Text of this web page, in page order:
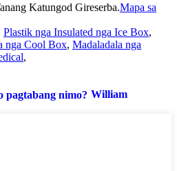
Katungod Gireserba.Mapa sa
Plastik nga Insulated nga Ice Box,
nga Cool Box, Madaladala nga
,
William